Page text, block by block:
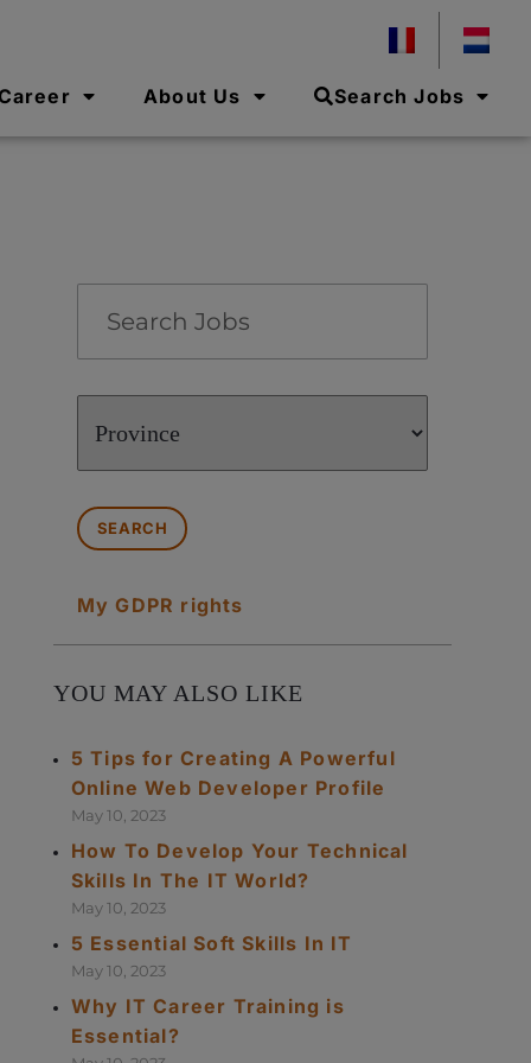
About Us Search Jobs
Word
or
jobs
to
Province
SEARCH
My GDPR rights
YOU MAY ALSO LIKE
5 Tips for Creating A Powerful
Online Web Developer Profile
May 10, 2023
How To Develop Your Technical
Skills In The IT World?
May 10, 2023
5 Essential Soft Skills In IT
May 10, 2023
Why IT Career Training is
Essential?